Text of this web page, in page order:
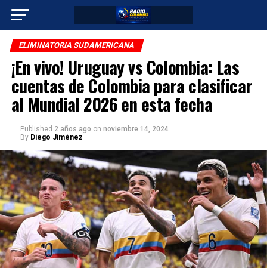
ELIMINATORIA SUDAMERICANA
¡En vivo! Uruguay vs Colombia: Las
cuentas de Colombia para clasificar
al Mundial 2026 en esta fecha
Published 2 años ago on noviembre 14, 2024
By Diego Jiménez